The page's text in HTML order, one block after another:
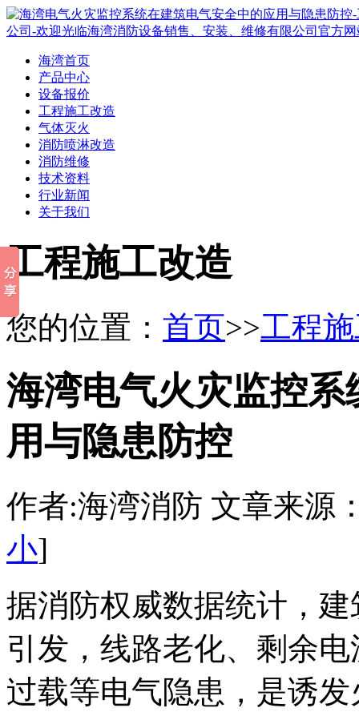
海湾首页
产品中心
设备报价
工程施工改造
气体灭火
消防喷淋改造
消防维修
技术资料
行业新闻
关于我们
工程施工改造
您的位置： 首页>>工程
海湾电气火灾监控
用与隐患防控
作者:海湾消防 文章来源
小]
据消防权威数据统计，
引发，线路老化、剩余
过载等电气隐患，是诱